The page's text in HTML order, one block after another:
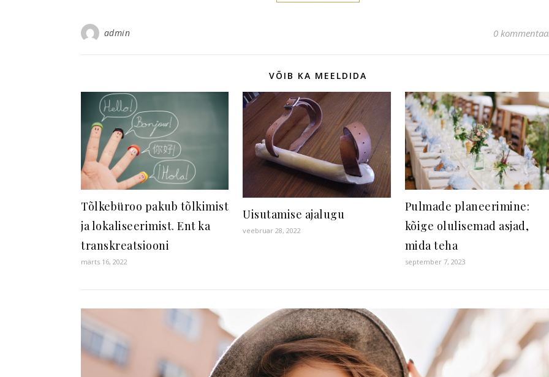
admin 0
VÕIB KA MEELDIDA
Tõlkebüroo pakub tõlkimist
ja lokaliseerimist. Ent ka
transkreatsiooni
märts 16, 2022
Uisutamise ajalugu
veebruar 28, 2022
Pulmade planeerimine:
kõige olulisemad asjad,
mida teha
september 7, 2023